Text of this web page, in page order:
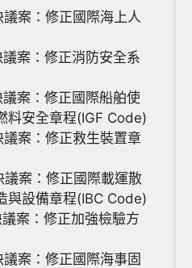
案：修正國際海上人
案：修正消防安全系
案：修正國際船舶使
料安全章程(IGF Code)
案：修正救生裝置章
案：修正國際載運散
與設備章程(IBC Code)
案：修正加強檢驗方
案：修正國際海事固